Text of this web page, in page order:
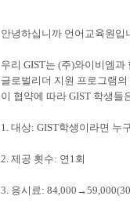
안녕하십니까 언어교육원입
우리 GIST는 (주)와이비엠과
글로벌리더 지원 프로그램
이 협약에 따라 GIST 학생들
1. 대상: GIST학생이라면 누
2. 제공 횟수: 연1회
3. 응시료: